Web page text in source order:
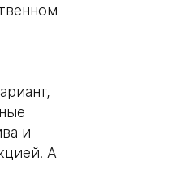
и
А